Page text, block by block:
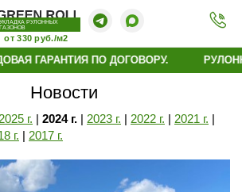
УКЛАДКА РУЛОННЫХ
ГАЗОНОВ
от 330 руб./м2
ПО ДОГОВОРУ. РУЛОННЫЙ
Новости
2025 г. | 2024 г. | 2023 г. | 2022 г. | 2021 г. |
г. | 2017 г.